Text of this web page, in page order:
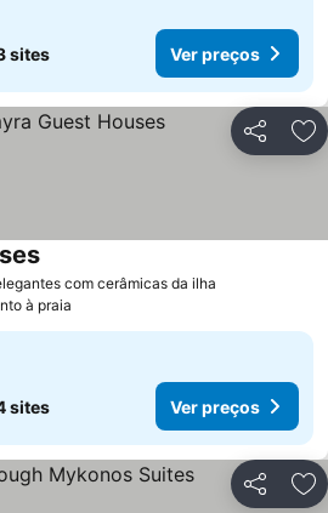
sites Ver preços
Partilhar
com cerâmicas da ilha
à praia
sites Ver preços
Partilhar